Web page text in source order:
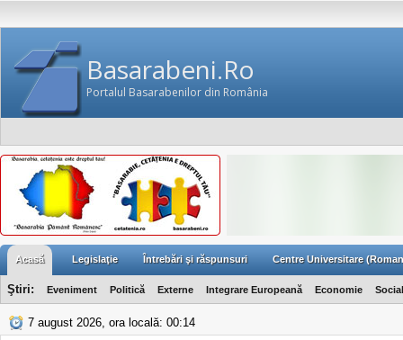
Basarabeni.Ro
Portalul Basarabenilor din România
Acasă Legislaţie Întrebări şi răspunsuri Centre Universitare
Ştiri: Eveniment Politică Externe Integrare Europeană Economie Social
7 august 2026, ora locală: 00:14